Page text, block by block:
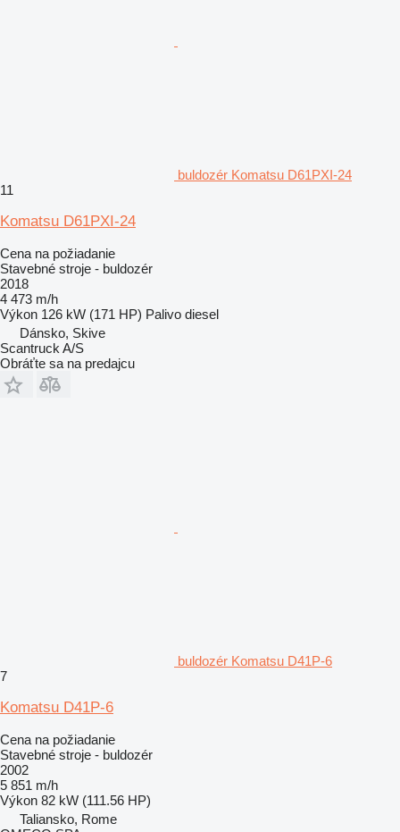
buldozér Komatsu D61PXI-24
11
Komatsu D61PXI-24
Cena na požiadanie
Stavebné stroje - buldozér
2018
4 473 m/h
Výkon 126 kW (171 HP) Palivo diesel
Dánsko, Skive
Scantruck A/S
Obráťte sa na predajcu
buldozér Komatsu D41P-6
7
Komatsu D41P-6
Cena na požiadanie
Stavebné stroje - buldozér
2002
5 851 m/h
Výkon 82 kW (111.56 HP)
Taliansko, Rome